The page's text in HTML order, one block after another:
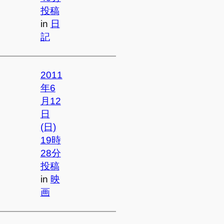
投稿
in 日
記
2011
年6
月12
日
(日)
19時
28分
投稿
in 映
画